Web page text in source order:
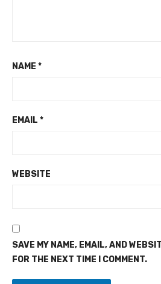
NAME *
EMAIL *
WEBSITE
SAVE MY NAME, EMAIL, AND
FOR THE NEXT TIME I COMMENT.